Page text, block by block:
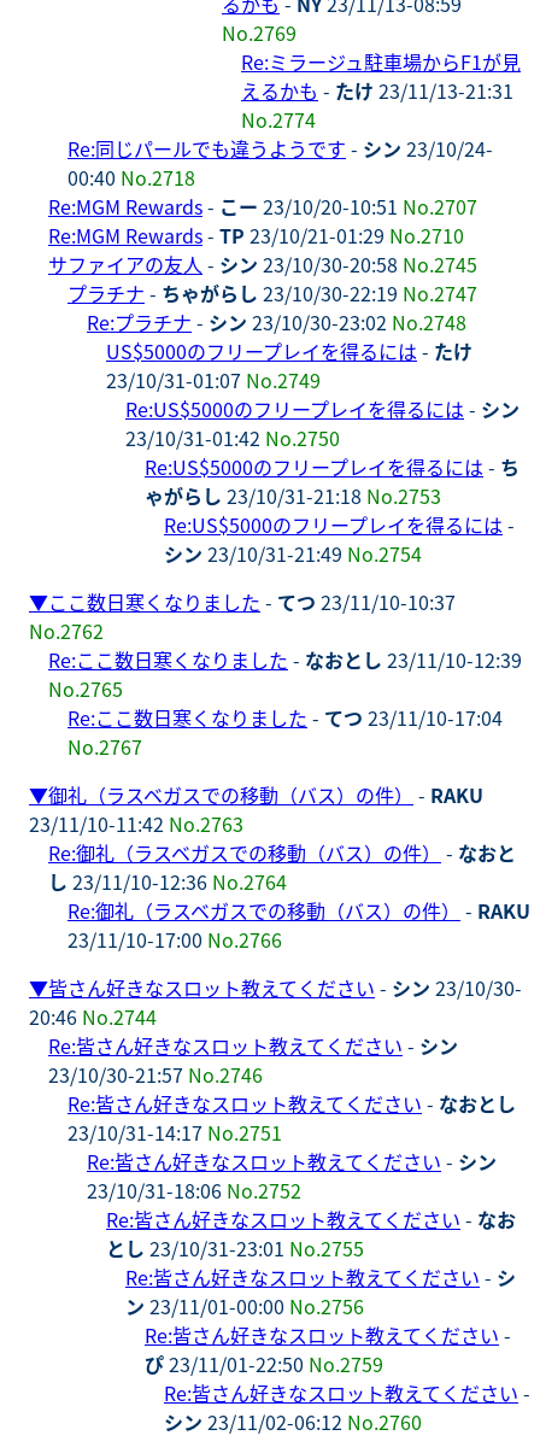
No.2769
Re:ミラージュ駐車場からF1が見
えるかも - たけ 23/11/13-21:31
No.2774
Re:同じパールでも違うようです - シン 23/10/24-
00:40 No.2718
Re:MGM Rewards- こー 23/10/20-10:51 No.2707
Re:MGM Rewards- TP 23/10/21-01:29 No.2710
サファイアの友人 - シン 23/10/30-20:58 No.2745
プラチナ - ちゃがらし 23/10/30-22:19 No.2747
Re:プラチナ - シン 23/10/30-23:02 No.2748
US$5000のフリープレイを得るには - たけ
23/10/31-01:07 No.2749
Re:US$5000のフリープレイを得るには - シン
23/10/31-01:42 No.2750
Re:US$5000のフリープレイを得るには - ち
ゃがらし 23/10/31-21:18 No.2753
Re:US$5000のフリープレイを得るには -
シン 23/10/31-21:49 No.2754
▼ここ数日寒くなりました - てつ 23/11/10-10:37
No.2762
Re:ここ数日寒くなりました - なおとし 23/11/10-12:39
No.2765
Re:ここ数日寒くなりました - てつ 23/11/10-17:04
No.2767
▼御礼（ラスベガスでの移動（バス）の件） - RAKU
23/11/10-11:42 No.2763
Re:御礼（ラスベガスでの移動（バス）の件）
- なおと
し 23/11/10-12:36 No.2764
Re:御礼（ラスベガスでの移動（バス）の件）
- RAKU
23/11/10-17:00 No.2766
▼皆さん好きなスロット教えてください - シン 23/10/30-
20:46 No.2744
Re:皆さん好きなスロット教えてください - シン
23/10/30-21:57 No.2746
Re:皆さん好きなスロット教えてください - なおとし
23/10/31-14:17 No.2751
Re:皆さん好きなスロット教えてください - シン
23/10/31-18:06 No.2752
Re:皆さん好きなスロット教えてください - なお
とし 23/10/31-23:01 No.2755
Re:皆さん好きなスロット教えてください - シ
ン 23/11/01-00:00 No.2756
Re:皆さん好きなスロット教えてください -
ぴ23/11/01-22:50 No.2759
Re:皆さん好きなスロット教えてください -
シン 23/11/02-06:12 No.2760